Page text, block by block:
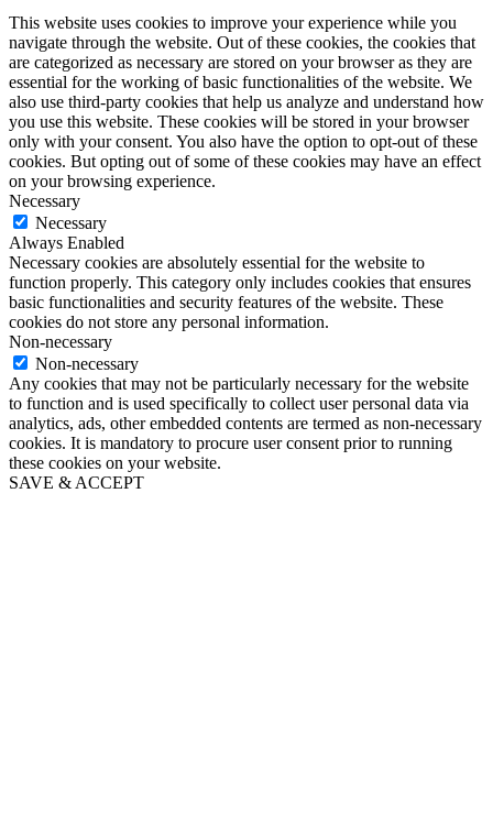
This website uses cookies to improve your experience while you
navigate through the website. Out of these cookies, the cookies that
are categorized as necessary are stored on your browser as they are
essential for the working of basic functionalities of the website. We
also use third-party cookies that help us analyze and understand how
you use this website. These cookies will be stored in your browser
only with your consent. You also have the option to opt-out of these
cookies. But opting out of some of these cookies may have an effect
on your browsing experience.
Necessary
Necessary
Always Enabled
Necessary cookies are absolutely essential for the website to
function properly. This category only includes cookies that ensures
basic functionalities and security features of the website. These
cookies do not store any personal information.
Non-necessary
Non-necessary
Any cookies that may not be particularly necessary for the website
to function and is used specifically to collect user personal data via
analytics, ads, other embedded contents are termed as non-necessary
cookies. It is mandatory to procure user consent prior to running
these cookies on your website.
SAVE & ACCEPT